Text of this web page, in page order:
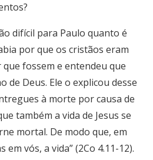
difícil para Paulo quanto é
por que os cristãos eram
fossem e entendeu que
de Deus. Ele o explicou desse
à morte por causa de
também a vida de Jesus se
mortal. De modo que, em
vós, a vida” (2Co 4.11-12).